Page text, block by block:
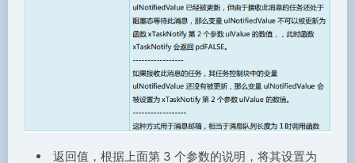
返回值，根据上面第 3 个参数的说明，将其设置为